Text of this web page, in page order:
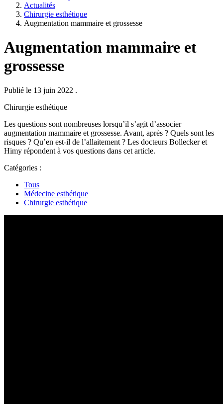
Actualités
Chirurgie esthétique
Augmentation mammaire et grossesse
Augmentation mammaire et
grossesse
Publié le 13 juin 2022 .
Chirurgie esthétique
Les questions sont nombreuses lorsqu’il s’agit d’associer
augmentation mammaire et grossesse. Avant, après ? Quels sont les
risques ? Qu’en est-il de l’allaitement ? Les docteurs Bollecker et
Himy répondent à vos questions dans cet article.
Catégories :
Tous
Médecine esthétique
Chirurgie esthétique